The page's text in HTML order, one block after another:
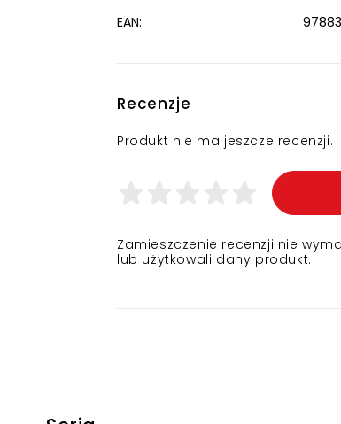
EAN:
Recenzje
Produkt nie ma jeszcze recenzji.
Zamieszczenie recenzji nie
lub użytkowali dany produkt.